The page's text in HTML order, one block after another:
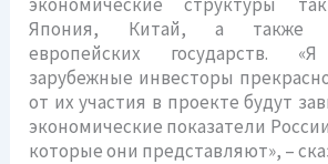
Япония, Китай, а также
европейских государств.
зарубежные инвесторы
от их участия в проекте будут
экономические показатели
которые они представляют», –